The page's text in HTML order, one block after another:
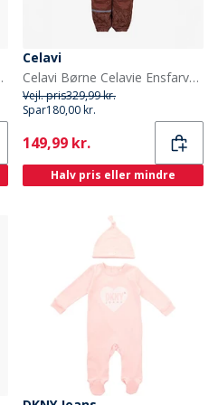
Brown
Celavi
Celavi Børne Celavie Ensfarvet Basis Termosæt Tortoise Shell
Vejl. pris329,99 kr.
Spar180,00 kr.
Current
149,99 kr.
Halv pris eller mindre